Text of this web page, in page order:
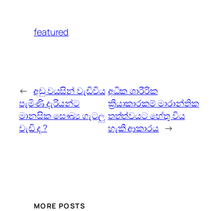
featured
← අඩු වයසින් වැඩිවිය
පැමිණි දැරියන්ට
මානසික සෞඛ්‍ය ගැටලු
වැඩි ද ?
අධික ශාරීරික
ක්‍රියාකාරකම් මාරාන්තික
තත්ත්වයට හේතු විය
හැකි ආකාරය →
MORE POSTS